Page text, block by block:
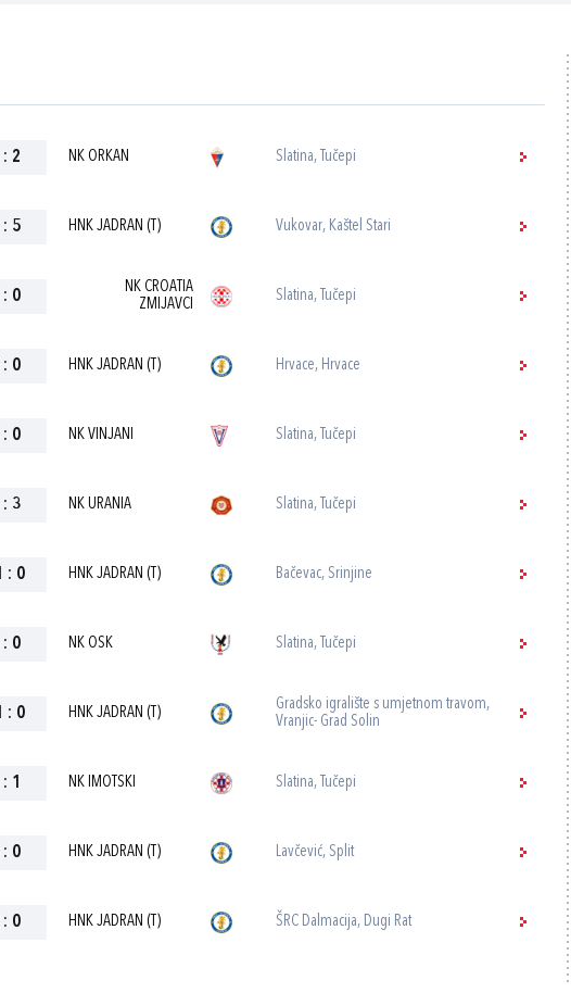
: 2 NK ORKAN Slatina, Tučepi
: 5 HNK JADRAN (T) Vukovar, Kaštel Stari
: 0
NK CROATIA
ZMIJAVCI
Slatina, Tučepi
: 0 HNK JADRAN (T) Hrvace, Hrvace
: 0 NK VINJANI Slatina, Tučepi
: 3 NK URANIA Slatina, Tučepi
: 0 HNK JADRAN (T) Bačevac, Srinjine
: 0 NK OSK Slatina, Tučepi
: 0 HNK JADRAN (T)
Gradsko igralište s umjetnom travom,
Vranjic- Grad Solin
: 1 NK IMOTSKI Slatina, Tučepi
: 0 HNK JADRAN (T) Lavčević, Split
: 0 HNK JADRAN (T) ŠRC Dalmacija, Dugi Rat